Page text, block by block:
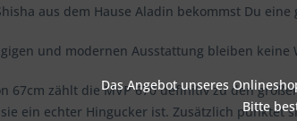
aus dem Hause Aladin bekommst Du
und modernen Ausstattung bleiben keine
67cm zählt die MVP 670 definitiv zu den
ein echter Hingucker ist. Zusätzlich
Das Angebot unseres
Bitte